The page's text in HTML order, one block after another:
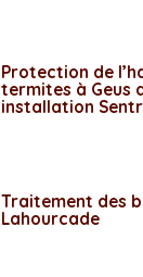
Protection de
termites à Geus
installation
Traitement des
Lahourcade